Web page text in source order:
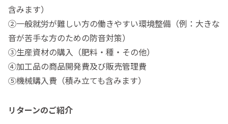
含みます）
②一般就労が難しい方の働きやすい環境整備（例：大きな
音が苦手な方のための防音対策）
③生産資材の購入（肥料・種・その他）
④加工品の商品開発費及び販売管理費
⑤機械購入費（積み立ても含みます）
リターンのご紹介